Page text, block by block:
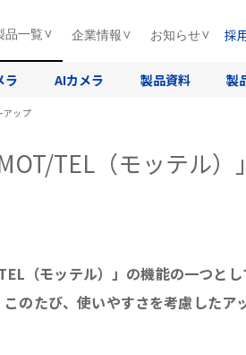
品一覧
ラ AIカメラ 製品資料 製
企業情報 お知らせ 採
アップ
TEL（モッテル）
（モッテル）」の機能の一つと
のたび、使いやすさを考慮したア